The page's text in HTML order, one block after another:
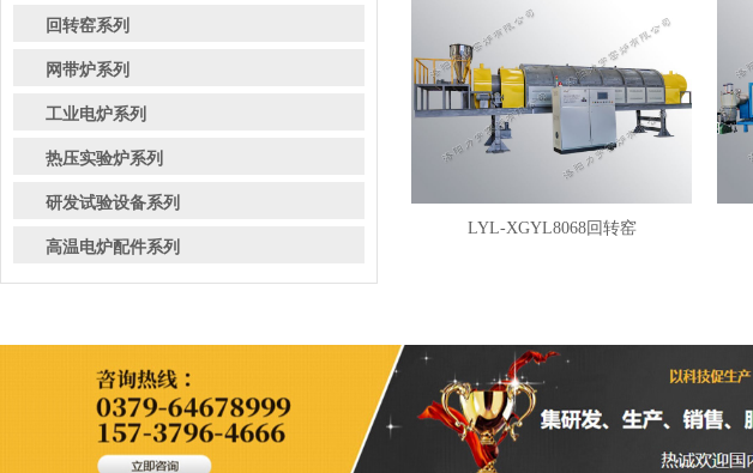
回转窑系列
网带炉系列
工业电炉系列
热压实验炉系列
研发试验设备系列
高温电炉配件系列
LYL-XGYL8068回转窑